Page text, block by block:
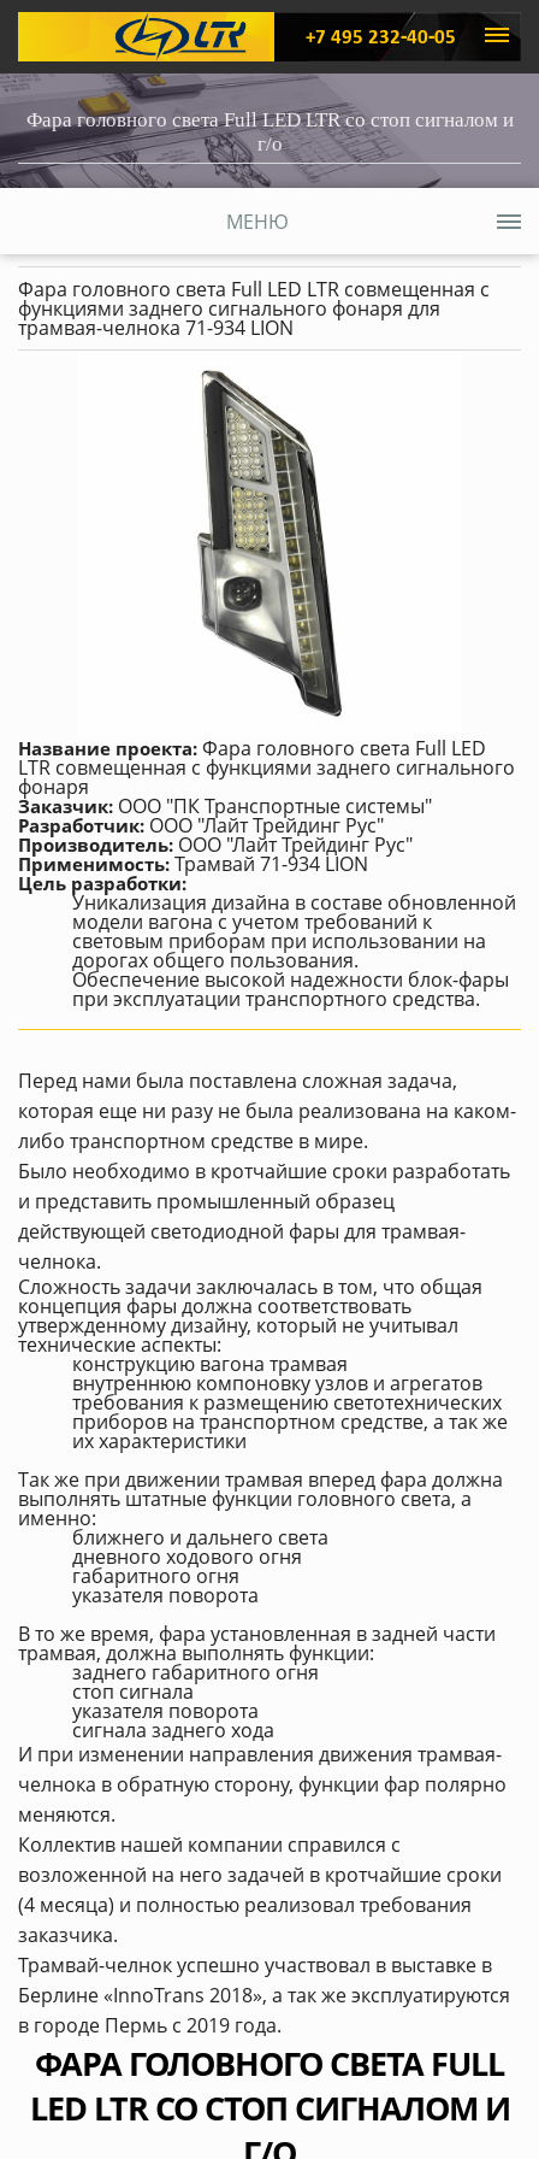
+7 495 232-40-05
Фара головного света Full LED LTR со стоп сигналом и
г/о
МЕНЮ
Фара головного света Full LED LTR совмещенная с
функциями заднего сигнального фонаря для
трамвая-челнока 71-934 LION
Название проекта: Фара головного света Full LED
LTR совмещенная с функциями заднего сигнального
фонаря
Заказчик: ООО "ПК Транспортные системы"
Разработчик: ООО "Лайт Трейдинг Рус"
Производитель: ООО "Лайт Трейдинг Рус"
Применимость: Трамвай 71-934 LION
Цель разработки:
Уникализация дизайна в составе обновленной
модели вагона с учетом требований к
световым приборам при использовании на
дорогах общего пользования.
Обеспечение высокой надежности блок-фары
при эксплуатации транспортного средства.
Перед нами была поставлена сложная задача,
которая еще ни разу не была реализована на каком-
либо транспортном средстве в мире.
Было необходимо в кротчайшие сроки разработать
и представить промышленный образец
действующей светодиодной фары для трамвая-
челнока.
Сложность задачи заключалась в том, что общая
концепция фары должна соответствовать
утвержденному дизайну, который не учитывал
технические аспекты:
конструкцию вагона трамвая
внутреннюю компоновку узлов и агрегатов
требования к размещению светотехнических
приборов на транспортном средстве, а так же
их характеристики
Так же при движении трамвая вперед фара должна
выполнять штатные функции головного света, а
именно:
ближнего и дальнего света
дневного ходового огня
габаритного огня
указателя поворота
В то же время, фара установленная в задней части
трамвая, должна выполнять функции:
заднего габаритного огня
стоп сигнала
указателя поворота
сигнала заднего хода
И при изменении направления движения трамвая-
челнока в обратную сторону, функции фар полярно
меняются.
Коллектив нашей компании справился с
возложенной на него задачей в кротчайшие сроки
(4 месяца) и полностью реализовал требования
заказчика.
Трамвай-челнок успешно участвовал в выставке в
Берлине «InnoTrans 2018», а так же эксплуатируются
в городе Пермь с 2019 года.
ФАРА ГОЛОВНОГО СВЕТА FULL
LED LTR СО СТОП СИГНАЛОМ И